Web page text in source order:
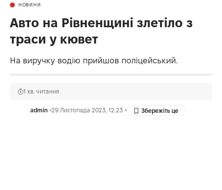
НОВИНИ
Авто на Рівненщині злетіло з
траси у кювет
На виручку водію прийшов поліцейський.
admin 29 Листопада 2023, 12:23
1 хв. читання